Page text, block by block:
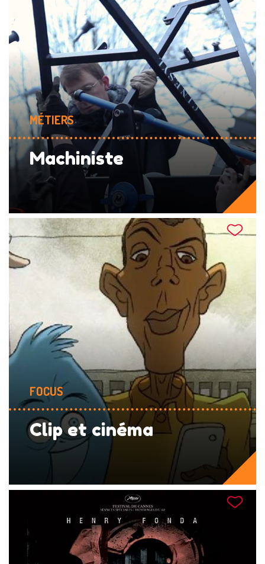
MÉTIERS
Machiniste
FOCUS
Clip et cinéma